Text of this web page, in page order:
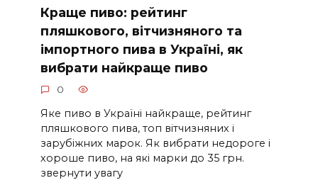
Краще пиво: рейтинг
пляшкового, вітчизняного та
імпортного пива в Україні, як
вибрати найкраще пиво
0
Яке пиво в Україні найкраще, рейтинг
пляшкового пива, топ вітчизняних і
зарубіжних марок. Як вибрати недороге і
хороше пиво, на які марки до 35 грн.
звернути увагу